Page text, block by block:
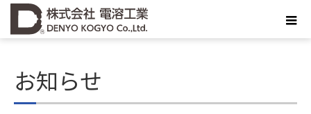
ホーム
お知らせ
お知らせ